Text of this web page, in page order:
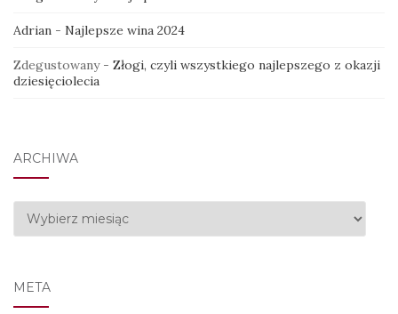
Adrian - Najlepsze wina 2024
Zdegustowany- Złogi, czyli wszystkiego najlepszego z okazji
dziesięciolecia
ARCHIWA
Archiwa
META